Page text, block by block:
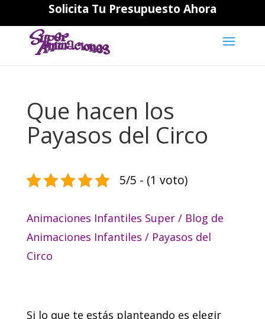
Solicita Tu Presupuesto Ahora
644194202 daniela@superanimaciones.com
Que hacen los
Payasos del Circo
5/5 - (1 voto)
Animaciones Infantiles Super/ Blog de
Animaciones Infantiles / Payasos del
Circo
Si lo que te estás planteando es elegir